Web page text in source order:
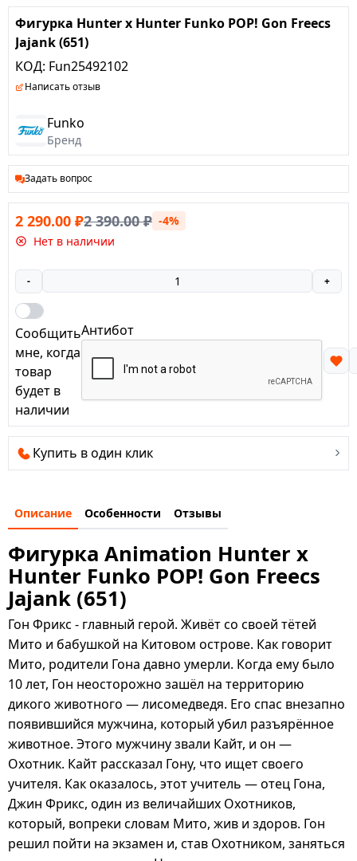
Фигурка Hunter x Hunter Funko POP! Gon Freecs
Jajank (651)
КОД: Fun25492102
Написать отзыв
Funko
Бренд
Задать вопрос
2 290.00 ₽2 390.00₽ -4%
Нет в наличии
- +
Сообщить
мне, когда
товар
будет в
наличии
Антибот
Купить в один клик
Описание Особенности Отзывы
Фигурка Animation Hunter x
Hunter Funko POP! Gon Freecs
Jajank (651)
Гон Фрикс - главный герой. Живёт со своей тётей
Мито и бабушкой на Китовом острове. Как говорит
Мито, родители Гона давно умерли. Когда ему было
10 лет, Гон неосторожно зашёл на территорию
дикого животного — лисомедведя. Его спас внезапно
появившийся мужчина, который убил разъярённое
животное. Этого мужчину звали Кайт, и он —
Охотник. Кайт рассказал Гону, что ищет своего
учителя. Как оказалось, этот учитель — отец Гона,
Джин Фрикс, один из величайших Охотников,
который, вопреки словам Мито, жив и здоров. Гон
решил пойти на экзамен и, став Охотником, заняться